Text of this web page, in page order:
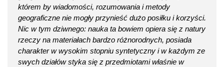
którem by wiadomości, rozumowania i metody
geograficzne nie mogły przynieść dużo posiłku i korzyści.
Nic w tym dziwnego: nauka ta bowiem opiera się z natury
rzeczy na materiałach bardzo różnorodnych, posiada
charakter w wysokim stopniu syntetyczny i w każdym ze
swych działów styka się z przedmiotami właśnie w